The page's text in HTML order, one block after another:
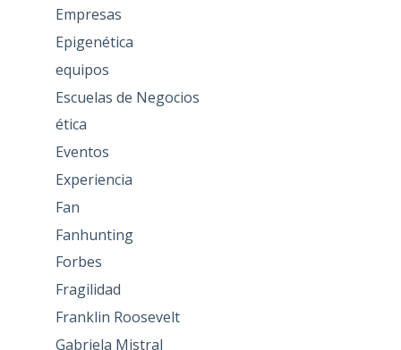
Empresas
Epigenética
equipos
Escuelas de Negocios
ética
Eventos
Experiencia
Fan
Fanhunting
Forbes
Fragilidad
Franklin Roosevelt
Gabriela Mistral